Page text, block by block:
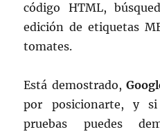
código HTML,
edición de etiquetas
tomates.
Está demostrado,
por posicionarte, y
pruebas puedes